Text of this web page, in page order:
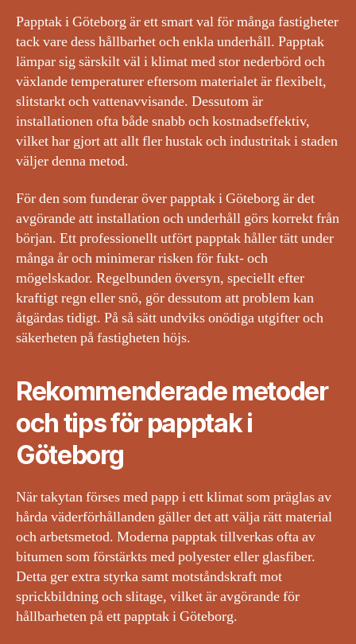
Papptak i Göteborg är ett smart val för många fastigheter
tack vare dess hållbarhet och enkla underhåll. Papptak
lämpar sig särskilt väl i klimat med stor nederbörd och
växlande temperaturer eftersom materialet är flexibelt,
slitstarkt och vattenavvisande. Dessutom är
installationen ofta både snabb och kostnadseffektiv,
vilket har gjort att allt fler hustak och industritak i staden
väljer denna metod.
För den som funderar över papptak i Göteborg är det
avgörande att installation och underhåll görs korrekt från
början. Ett professionellt utfört papptak håller tätt under
många år och minimerar risken för fukt- och
mögelskador. Regelbunden översyn, speciellt efter
kraftigt regn eller snö, gör dessutom att problem kan
åtgärdas tidigt. På så sätt undviks onödiga utgifter och
säkerheten på fastigheten höjs.
Rekommenderade metoder
och tips för papptak i
Göteborg
När takytan förses med papp i ett klimat som präglas av
hårda väderförhållanden gäller det att välja rätt material
och arbetsmetod. Moderna papptak tillverkas ofta av
bitumen som förstärkts med polyester eller glasfiber.
Detta ger extra styrka samt motståndskraft mot
sprickbildning och slitage, vilket är avgörande för
hållbarheten på ett papptak i Göteborg.